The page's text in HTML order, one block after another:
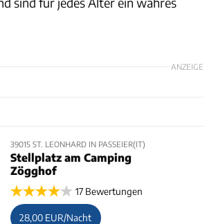
ANZEIGE
39015 ST. LEONHARD IN PASSEIER(IT)
Stellplatz am Camping
Zögghof
17 Bewertungen
28,00 EUR/Nacht